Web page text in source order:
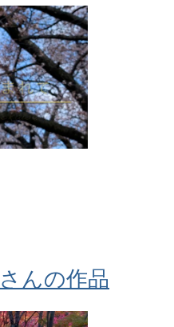
んの作品